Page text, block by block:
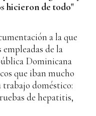
hicieron de todo"
a la que
de la
Dominicana
que iban mucho
trabajo doméstico:
de hepatitis,